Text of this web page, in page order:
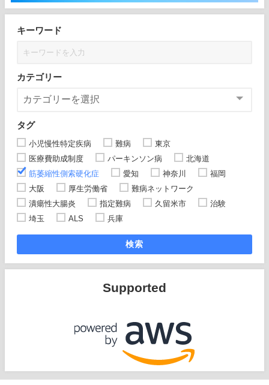
キーワード
カテゴリー
タグ
小児慢性特定疾病 難病
東京
医療費助成制度
パーキンソン病
北海道
筋萎縮性側索硬化症
愛知 神奈川
福岡
大阪
厚生労働省
難病ネットワーク
潰瘍性大腸炎
指定難病 久留米市
治験
埼玉
ALS 兵庫
検索
Supported